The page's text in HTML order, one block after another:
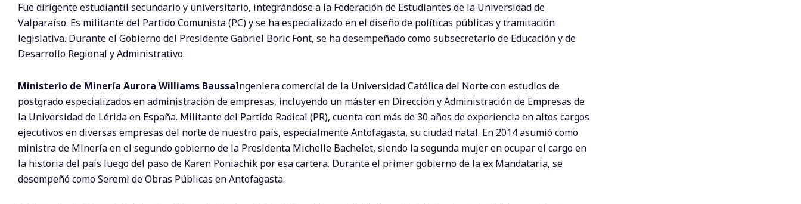
Fue dirigente estudiantil secundario y universitario, integrándose a la Federación de Estudiantes de la Universidad de
Valparaíso. Es militante del Partido Comunista (PC) y se ha especializado en el diseño de políticas públicas y tramitación
legislativa. Durante el Gobierno del Presidente Gabriel Boric Font, se ha desempeñado como subsecretario de Educación y de
Desarrollo Regional y Administrativo.
Ministerio de Minería Aurora Williams BaussaIngeniera comercial de la Universidad Católica del Norte con estudios de
postgrado especializados en administración de empresas, incluyendo un máster en Dirección y Administración de Empresas de
la Universidad de Lérida en España. Militante del Partido Radical (PR), cuenta con más de 30 años de experiencia en altos cargos
ejecutivos en diversas empresas del norte de nuestro país, especialmente Antofagasta, su ciudad natal. En 2014 asumió como
ministra de Minería en el segundo gobierno de la Presidenta Michelle Bachelet, siendo la segunda mujer en ocupar el cargo en
la historia del país luego del paso de Karen Poniachik por esa cartera. Durante el primer gobierno de la ex Mandataria, se
desempeñó como Seremi de Obras Públicas en Antofagasta.